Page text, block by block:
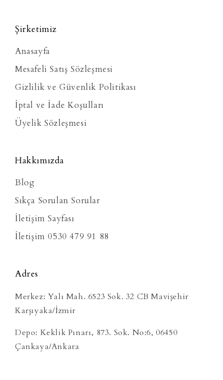
Şirketimiz
Anasayfa
Mesafeli Satış Sözleşmesi
Gizlilik ve Güvenlik Politikası
İptal ve İade Koşulları
Üyelik Sözleşmesi
Hakkımızda
Blog
Sıkça Sorulan Sorular
İletişim Sayfası
İletişim 0530 479 91 88
Adres
Merkez: Yalı Mah. 6523 Sok. 32 CB Mavişehir
Karşıyaka/İzmir
Depo: Keklik Pınarı, 873. Sok. No:6, 06450
Çankaya/Ankara